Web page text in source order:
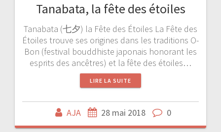
Tanabata, la fête des étoiles
Tanabata (七夕) la Fête des Étoiles La Fête des
Étoiles trouve ses origines dans les traditions O-
Bon (festival bouddhiste japonais honorant les
esprits des ancêtres) et la fête des étoiles…
LIRE LA SUITE
AJA 28 mai 2018 0